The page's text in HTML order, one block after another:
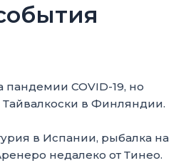
COVID-19, но
Тайвалкоски в Финляндии.
в Испании, рыбалка на
недалеко от Тинео.